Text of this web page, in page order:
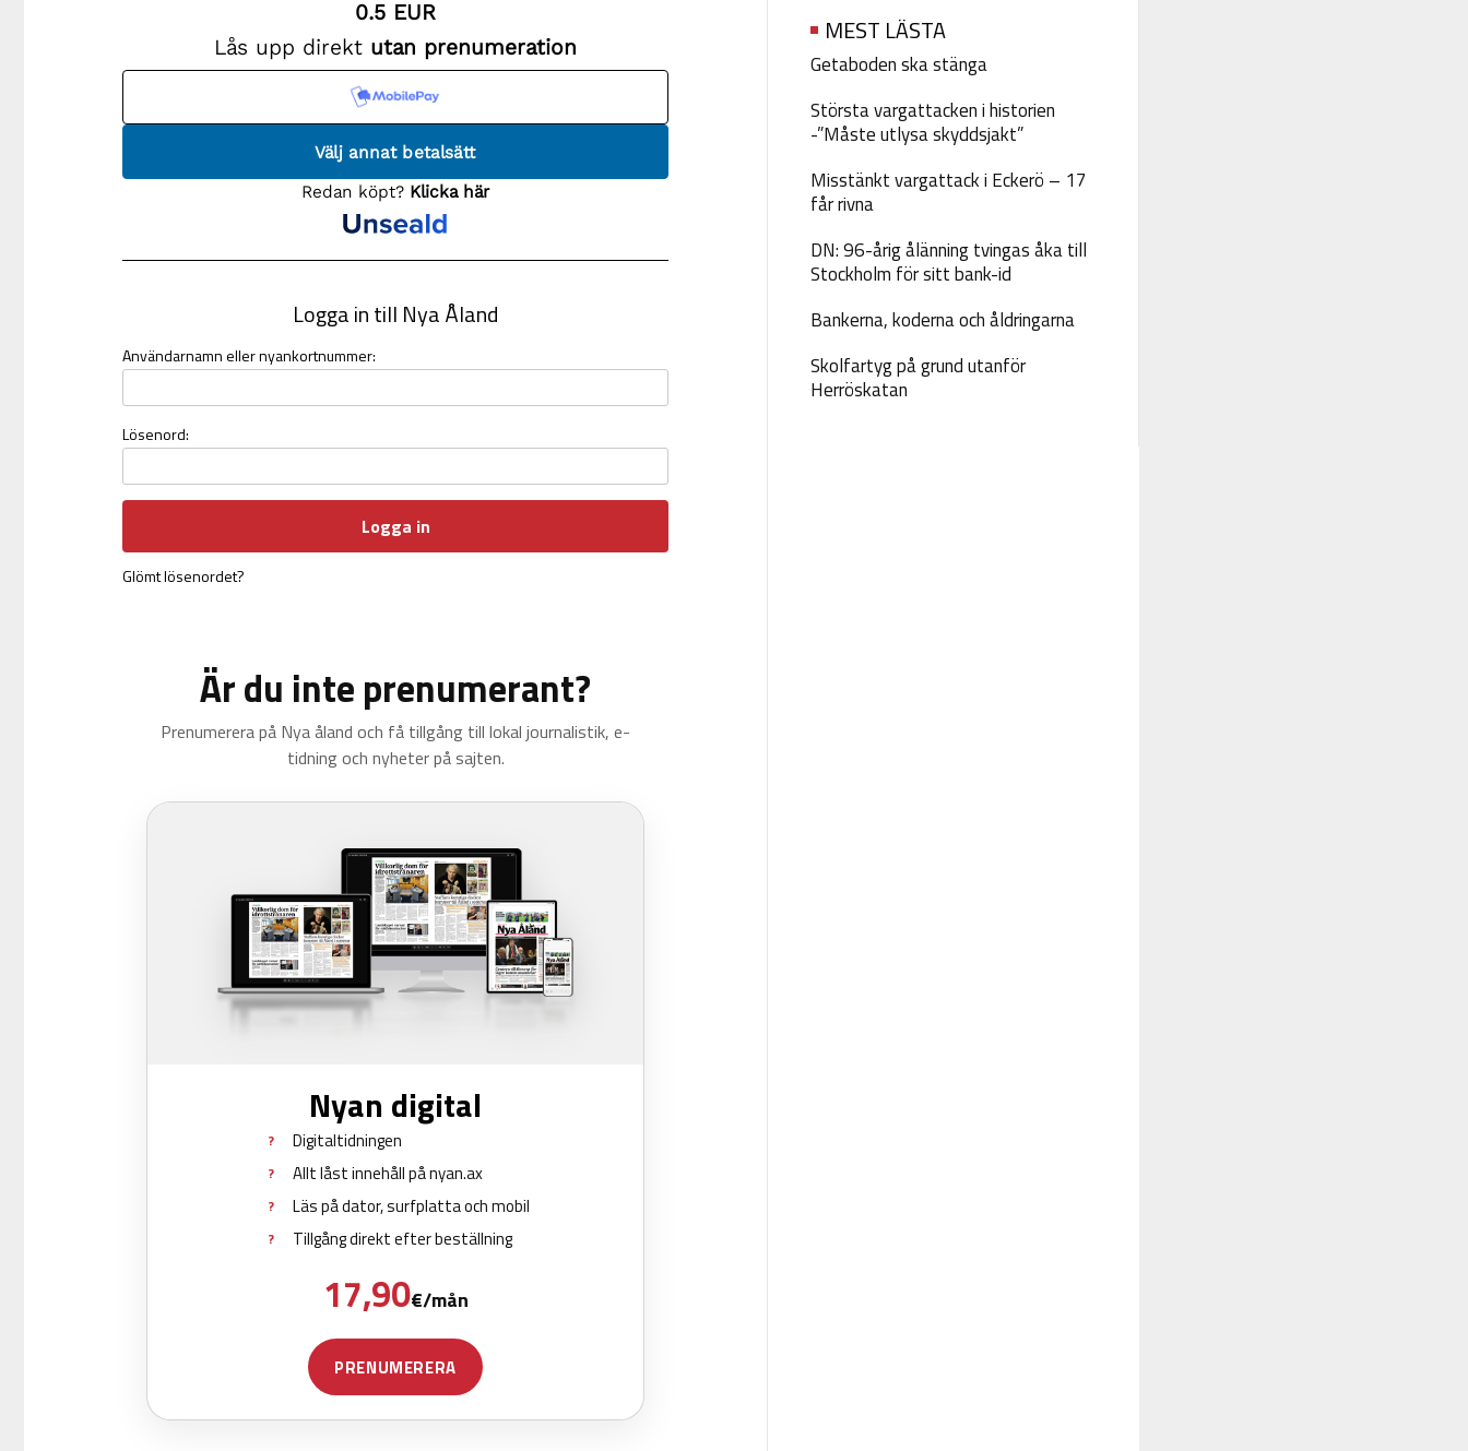
MEST LÄSTA
Getaboden ska stänga
Största vargattacken i historien
-”Måste utlysa skyddsjakt”
Misstänkt vargattack i Eckerö – 17
får rivna
DN: 96-årig ålänning tvingas åka till
Stockholm för sitt bank-id
Bankerna, koderna och åldringarna
Skolfartyg på grund utanför
Herröskatan